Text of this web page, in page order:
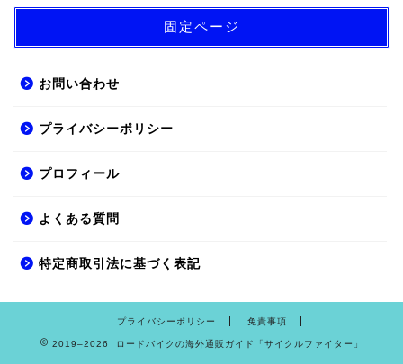
固定ページ
お問い合わせ
プライバシーポリシー
プロフィール
よくある質問
特定商取引法に基づく表記
プライバシーポリシー 免責事項
2019–2026 ロードバイクの海外通販ガイド「サイクルファイター」